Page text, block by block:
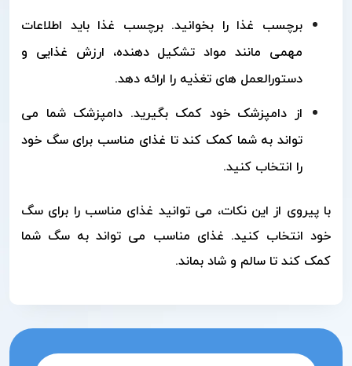
برچسب غذا را بخوانید. برچسب غذا باید اطلاعات
مهمی مانند مواد تشکیل دهنده، ارزش غذایی و
دستورالعمل های تغذیه را ارائه دهد.
از دامپزشک خود کمک بگیرید. دامپزشک شما می
تواند به شما کمک کند تا غذای مناسب برای سگ خود
را انتخاب کنید.
با پیروی از این نکات، می توانید غذای مناسب را برای سگ
خود انتخاب کنید. غذای مناسب می تواند به سگ شما
کمک کند تا سالم و شاد بماند.